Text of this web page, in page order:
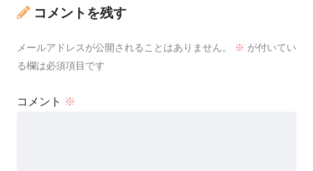
コメントを残す
メールアドレスが公開されることはありません。 ※ が付いてい
る欄は必須項目です
コメント ※